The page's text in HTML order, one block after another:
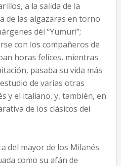
a la salida de la
de las algazaras en torno
dél “Yumurí”;
con los compañeros de
horas felices, mientras
pasaba su vida más
de varias otras
y el italiano, y, también, en
de los clásicos del
del mayor de los Milanés
como su afán de